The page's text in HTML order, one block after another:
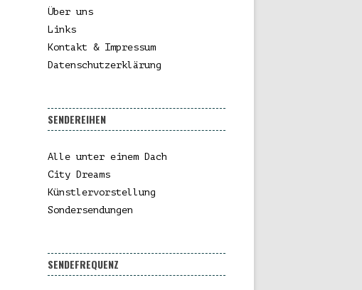
Über uns
Links
Kontakt & Impressum
Datenschutzerklärung
SENDEREIHEN
Alle unter einem Dach
City Dreams
Künstlervorstellung
Sondersendungen
SENDEFREQUENZ